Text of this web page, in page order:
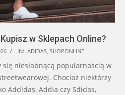
w Sklepach Online?
IN: ADIDAS, SHOPONLINE
niesłabnącą popularnością w
Chociaż niektórzy
Addidas, Addia czy Sdidas,